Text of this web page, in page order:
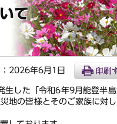
て
2026年6月1日
生した「令和6年9月能登半島
地の皆様とそのご家族に対し